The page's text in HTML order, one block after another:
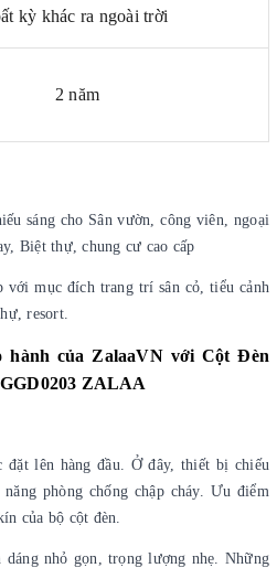
kỳ khác ra ngoài trời
2 năm
sáng cho Sân vườn, công viên, ngoại
Biệt thự, chung cư cao cấp
với mục đích trang trí sân cỏ, tiểu cảnh
resort.
hành của ZalaaVN với Cột Đèn
ZALAA
lên hàng đầu. Ở đây, thiết bị chiếu
phòng chống chập cháy. Ưu điểm
của bộ cột đèn.
nhỏ gọn, trọng lượng nhẹ. Những